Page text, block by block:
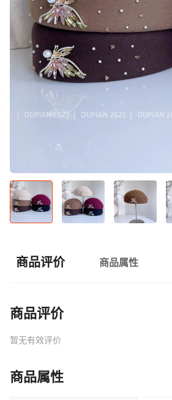
商品评价 商品属性
商品评价
暂无有效评价
商品属性